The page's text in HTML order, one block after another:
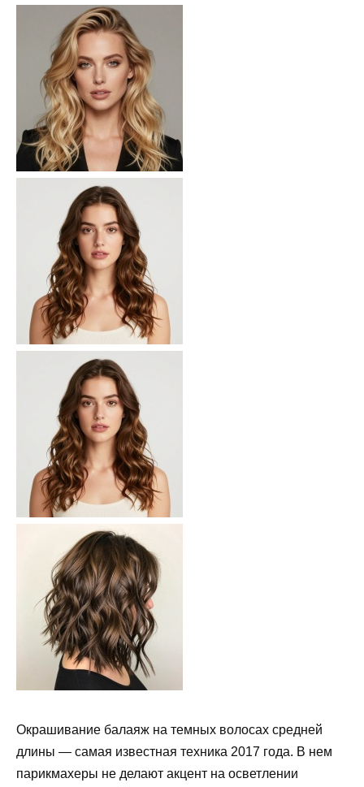
Окрашивание балаяж на темных волосах средней
длины — самая известная техника 2017 года. В нем
парикмахеры не делают акцент на осветлении